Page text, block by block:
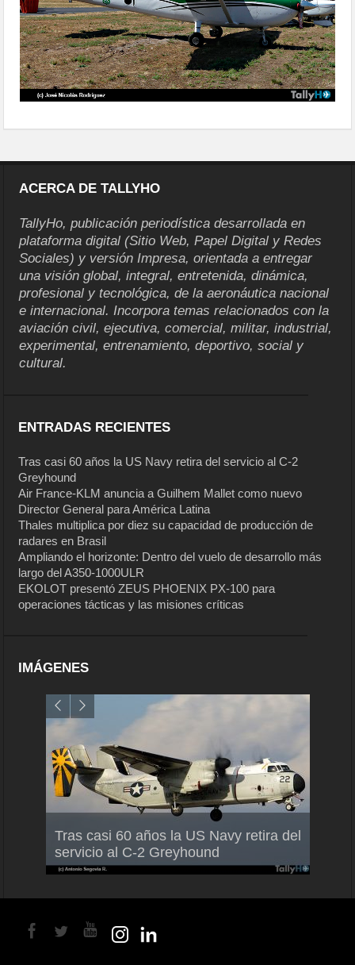
ACERCA DE TALLYHO
TallyHo, publicación periodística desarrollada en
plataforma digital (Sitio Web, Papel Digital y Redes
Sociales) y versión Impresa, orientada a entregar
una visión global, integral, entretenida, dinámica,
profesional y tecnológica, de la aeronáutica nacional
e internacional. Incorpora temas relacionados con la
aviación civil, ejecutiva, comercial, militar, industrial,
experimental, entrenamiento, deportivo, social y
cultural.
ENTRADAS RECIENTES
Tras casi 60 años la US Navy retira del servicio al C-2
Greyhound
Air France-KLM anuncia a Guilhem Mallet como nuevo
Director General para América Latina
Thales multiplica por diez su capacidad de producción de
radares en Brasil
Ampliando el horizonte: Dentro del vuelo de desarrollo más
largo del A350-1000ULR
EKOLOT presentó ZEUS PHOENIX PX-100 para
operaciones tácticas y las misiones críticas
IMÁGENES
Tras casi 60 años la US Navy retira del
servicio al C-2 Greyhound
Air France-KLM anuncia a Guilhem
Mallet como nuevo Director General
para América Latina